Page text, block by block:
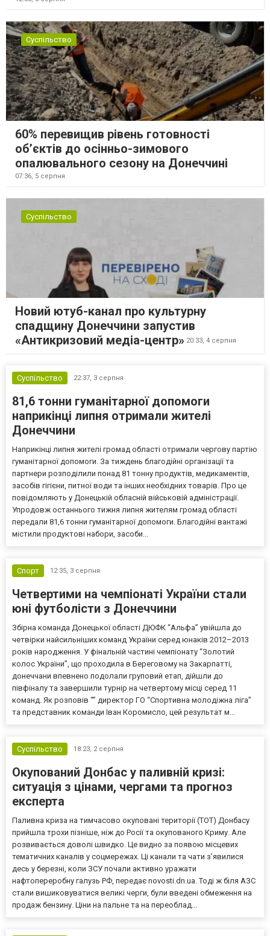
Суспільство
60% перевищив рівень готовності
об’єктів до осінньо-зимового
опалювального сезону на Донеччині
07:36, 5 серпня
Суспільство
Новий ютуб-канал про культурну
спадщину Донеччини запустив
«Антикризовий медіа-центр» 20:33, 4 серпня
Суспільство 22:37, 3 серпня
81,6 тонни гуманітарної допомоги
наприкінці липня отримали жителі
Донеччини
Наприкінці липня жителі громад області отримали чергову партію
гуманітарної допомоги. За тиждень благодійні організації та
партнери розподілили понад 81 тонну продуктів, медикаментів,
засобів гігієни, питної води та інших необхідних товарів. Про це
повідомляють у Донецькій обласній військовій адміністрації.
Упродовж останнього тижня липня жителям громад області
передали 81,6 тонни гуманітарної допомоги. Благодійні вантажі
містили продуктові набори, засоби...
Спорт 12:35, 3 серпня
Четвертими на чемпіонаті України стали
юні футболісти з Донеччини
Збірна команда Донецької області ДЮФК “Альфа” увійшла до
четвірки найсильніших команд України серед юнаків 2012–2013
років народження. У фінальній частині чемпіонату “Золотий
колос України”, що проходила в Береговому на Закарпатті,
донеччани впевнено подолали груповий етап, дійшли до
півфіналу та завершили турнір на четвертому місці серед 11
команд. Як розповів “” директор ГО “Спортивна молодіжна ліга”
та представник команди Іван Коромисло, цей результат м...
Суспільство 18:23, 2 серпня
Окупований Донбас у паливній кризі:
ситуація з цінами, чергами та прогноз
експерта
Паливна криза на тимчасово окуповані території (ТОТ) Донбасу
прийшла трохи пізніше, ніж до Росії та окупованого Криму. Але
розвивається доволі швидко. Це видно за появою місцевих
тематичних каналів у соцмережах. Ці канали та чати з’явилися
десь у березні, коли ЗСУ почали активно уражати
нафтопереробну галузь РФ, передає novosti.dn.ua. Тоді ж біля АЗС
стали вишиковуватися великі черги, були введені обмеження на
продаж бензину. Ціни на пальне та на переоблад...